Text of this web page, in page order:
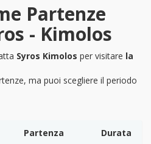
Partenze
- Kimolos
Syros Kimolos per visitare la
ma puoi scegliere il periodo
Partenza
Durata